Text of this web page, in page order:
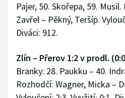
Pajer, 50. Skořepa, 59.
Zavřel – Pěkný, Teršíp.
Diváci: 912.
Zlín – Přerov 1:2 v prodl.
Branky: 28. Paukku – 40.
Rozhodčí: Wagner, Micka –